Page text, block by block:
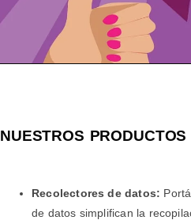
NUESTROS
Recolectores de datos:
de datos simplifican la